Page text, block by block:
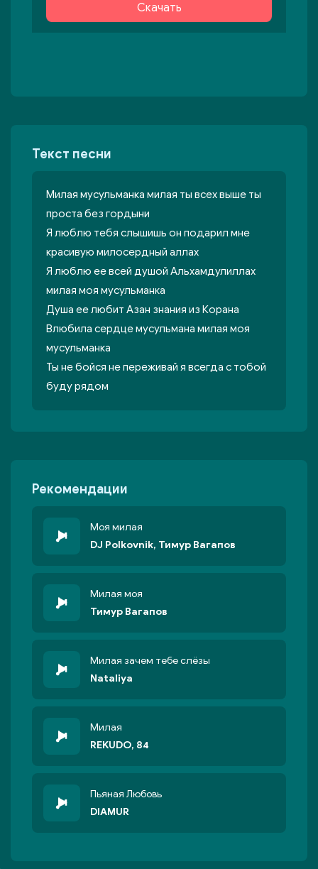
Скачать
Текст песни
Милая мусульманка милая ты всех выше ты
проста без гордыни
Я люблю тебя слышишь он подарил мне
красивую милосердный аллах
Я люблю ее всей душой Альхамдулиллах
милая моя мусульманка
Душа ее любит Азан знания из Корана
Влюбила сердце мусульмана милая моя
мусульманка
Ты не бойся не переживай я всегда с тобой
буду рядом
Рекомендации
Моя милая
DJ Polkovnik, Тимур Вагапов
Милая моя
Тимур Вагапов
Милая зачем тебе слёзы
Nataliya
Милая
REKUDO, 84
Пьяная Любовь
DIAMUR